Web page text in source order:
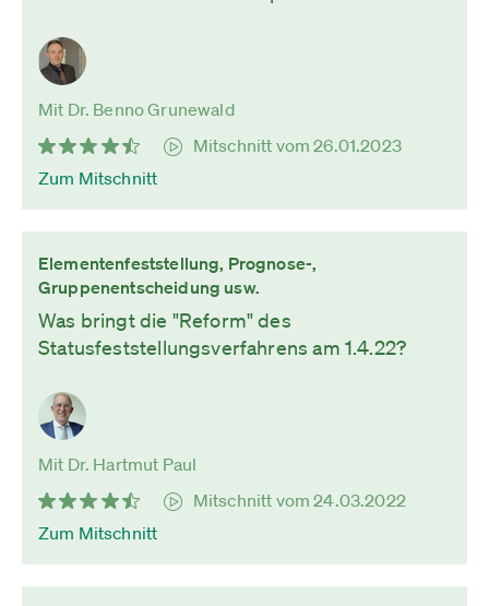
Mit Dr. Benno Grunewald
Mitschnitt vom 26.01.2023
Zum Mitschnitt
Elementenfeststellung, Prognose-,
Gruppenentscheidung usw.
Was bringt die "Reform" des
Statusfeststellungsverfahrens am 1.4.22?
Mit Dr. Hartmut Paul
Mitschnitt vom 24.03.2022
Zum Mitschnitt